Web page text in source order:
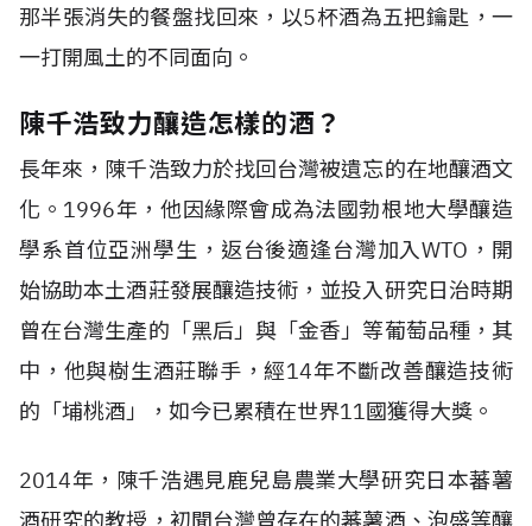
那半張消失的餐盤找回來，以5杯酒為五把鑰匙，一
一打開風土的不同面向。
陳千浩致力釀造怎樣的酒？
長年來，陳千浩致力於找回台灣被遺忘的在地釀酒文
化。1996年，他因緣際會成為法國勃根地大學釀造
學系首位亞洲學生，返台後適逢台灣加入WTO，開
始協助本土酒莊發展釀造技術，並投入研究日治時期
曾在台灣生產的「黑后」與「金香」等葡萄品種，其
中，他與樹生酒莊聯手，經14年不斷改善釀造技術
的「埔桃酒」，如今已累積在世界11國獲得大獎。
2014年，陳千浩遇見鹿兒島農業大學研究日本蕃薯